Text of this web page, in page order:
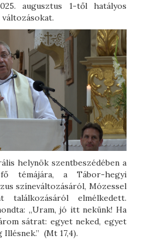
augusztus 1-től hatályos
helynök szentbeszédében a
témájára, a Tábor-hegyi
színeváltozásáról, Mózessel
elmélkedett.
„Uram, jó itt nekünk! Ha
sátrat: egyet neked, egyet
(Mt 17,4).